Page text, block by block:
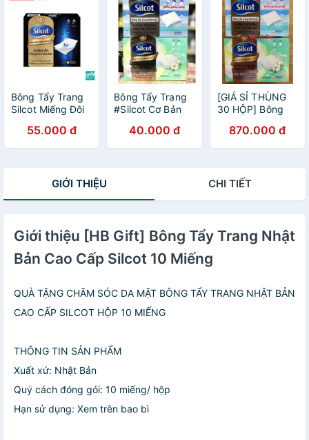
Bông Tẩy Trang
Silcot Miếng Đôi
55.000 đ
Bông Tẩy Trang
#Silcot Cơ Bản
40.000 đ
[GIÁ SỈ THÙNG
30 HỘP] Bông
82/66 miếng/hộp
870.000 đ
GIỚI THIỆU CHI TIẾT
Giới thiệu [HB Gift] Bông Tẩy Trang Nhật
Bản Cao Cấp Silcot 10 Miếng
QUÀ TẶNG CHĂM SÓC DA MẶT BÔNG TẨY TRANG NHẬT BẢN
CAO CẤP SILCOT HỘP 10 MIẾNG
THÔNG TIN SẢN PHẨM
Xuất xứ: Nhật Bản
Quý cách đóng gói: 10 miếng/ hộp
Hạn sử dụng: Xem trên bao bì